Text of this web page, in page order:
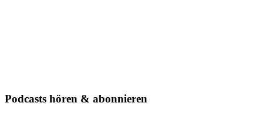
Podcasts hören & abonnieren